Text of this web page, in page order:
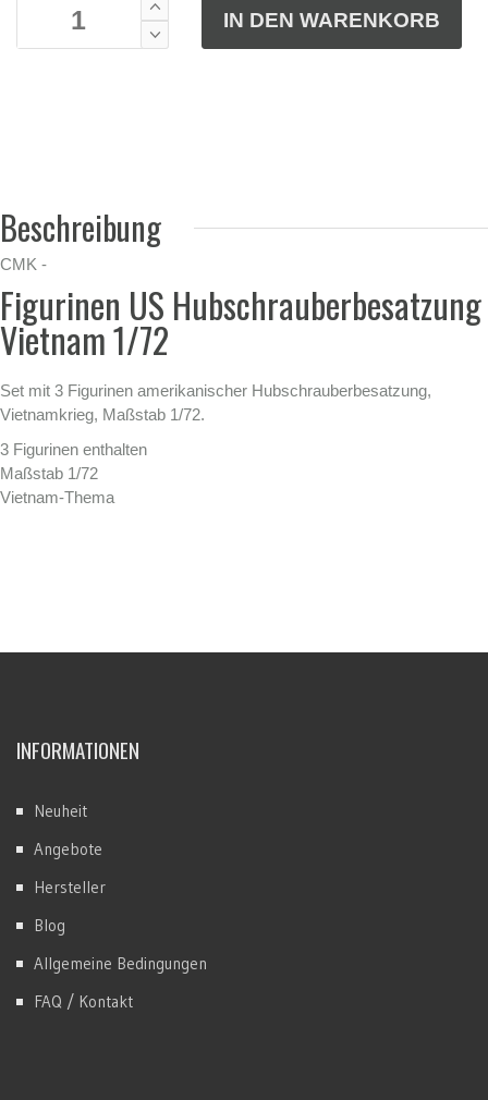
Beschreibung
CMK -
Figurinen US Hubschrauberbesatzung
Vietnam 1/72
Set mit 3 Figurinen amerikanischer Hubschrauberbesatzung,
Vietnamkrieg, Maßstab 1/72.
3 Figurinen enthalten
Maßstab 1/72
Vietnam-Thema
INFORMATIONEN
Neuheit
Angebote
Hersteller
Blog
Allgemeine Bedingungen
FAQ / Kontakt